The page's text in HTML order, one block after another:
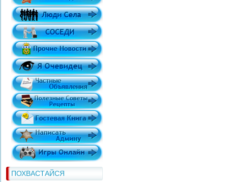
ПОХВАСТАЙСЯ